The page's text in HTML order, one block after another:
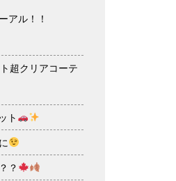
アル！！
超クリアコーテ
ト
？